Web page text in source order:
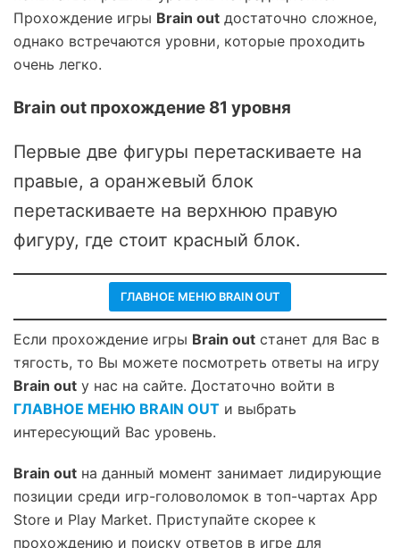
Прохождение игры Brain out достаточно сложное,
однако встречаются уровни, которые проходить
очень легко.
Brain out прохождение 81 уровня
Первые две фигуры перетаскиваете на
правые, а оранжевый блок
перетаскиваете на верхнюю правую
фигуру, где стоит красный блок.
ГЛАВНОЕ МЕНЮ BRAIN OUT
Если прохождение игры Brain out станет для Вас в
тягость, то Вы можете посмотреть ответы на игру
Brain out у нас на сайте. Достаточно войти в
ГЛАВНОЕ МЕНЮ BRAIN OUT и выбрать
интересующий Вас уровень.
Brain out на данный момент занимает лидирующие
позиции среди игр-головоломок в топ-чартах App
Store и Play Market. Приступайте скорее к
прохождению и поиску ответов в игре для